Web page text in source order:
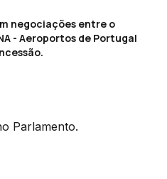
negociações entre o
- Aeroportos de Portugal
Parlamento.